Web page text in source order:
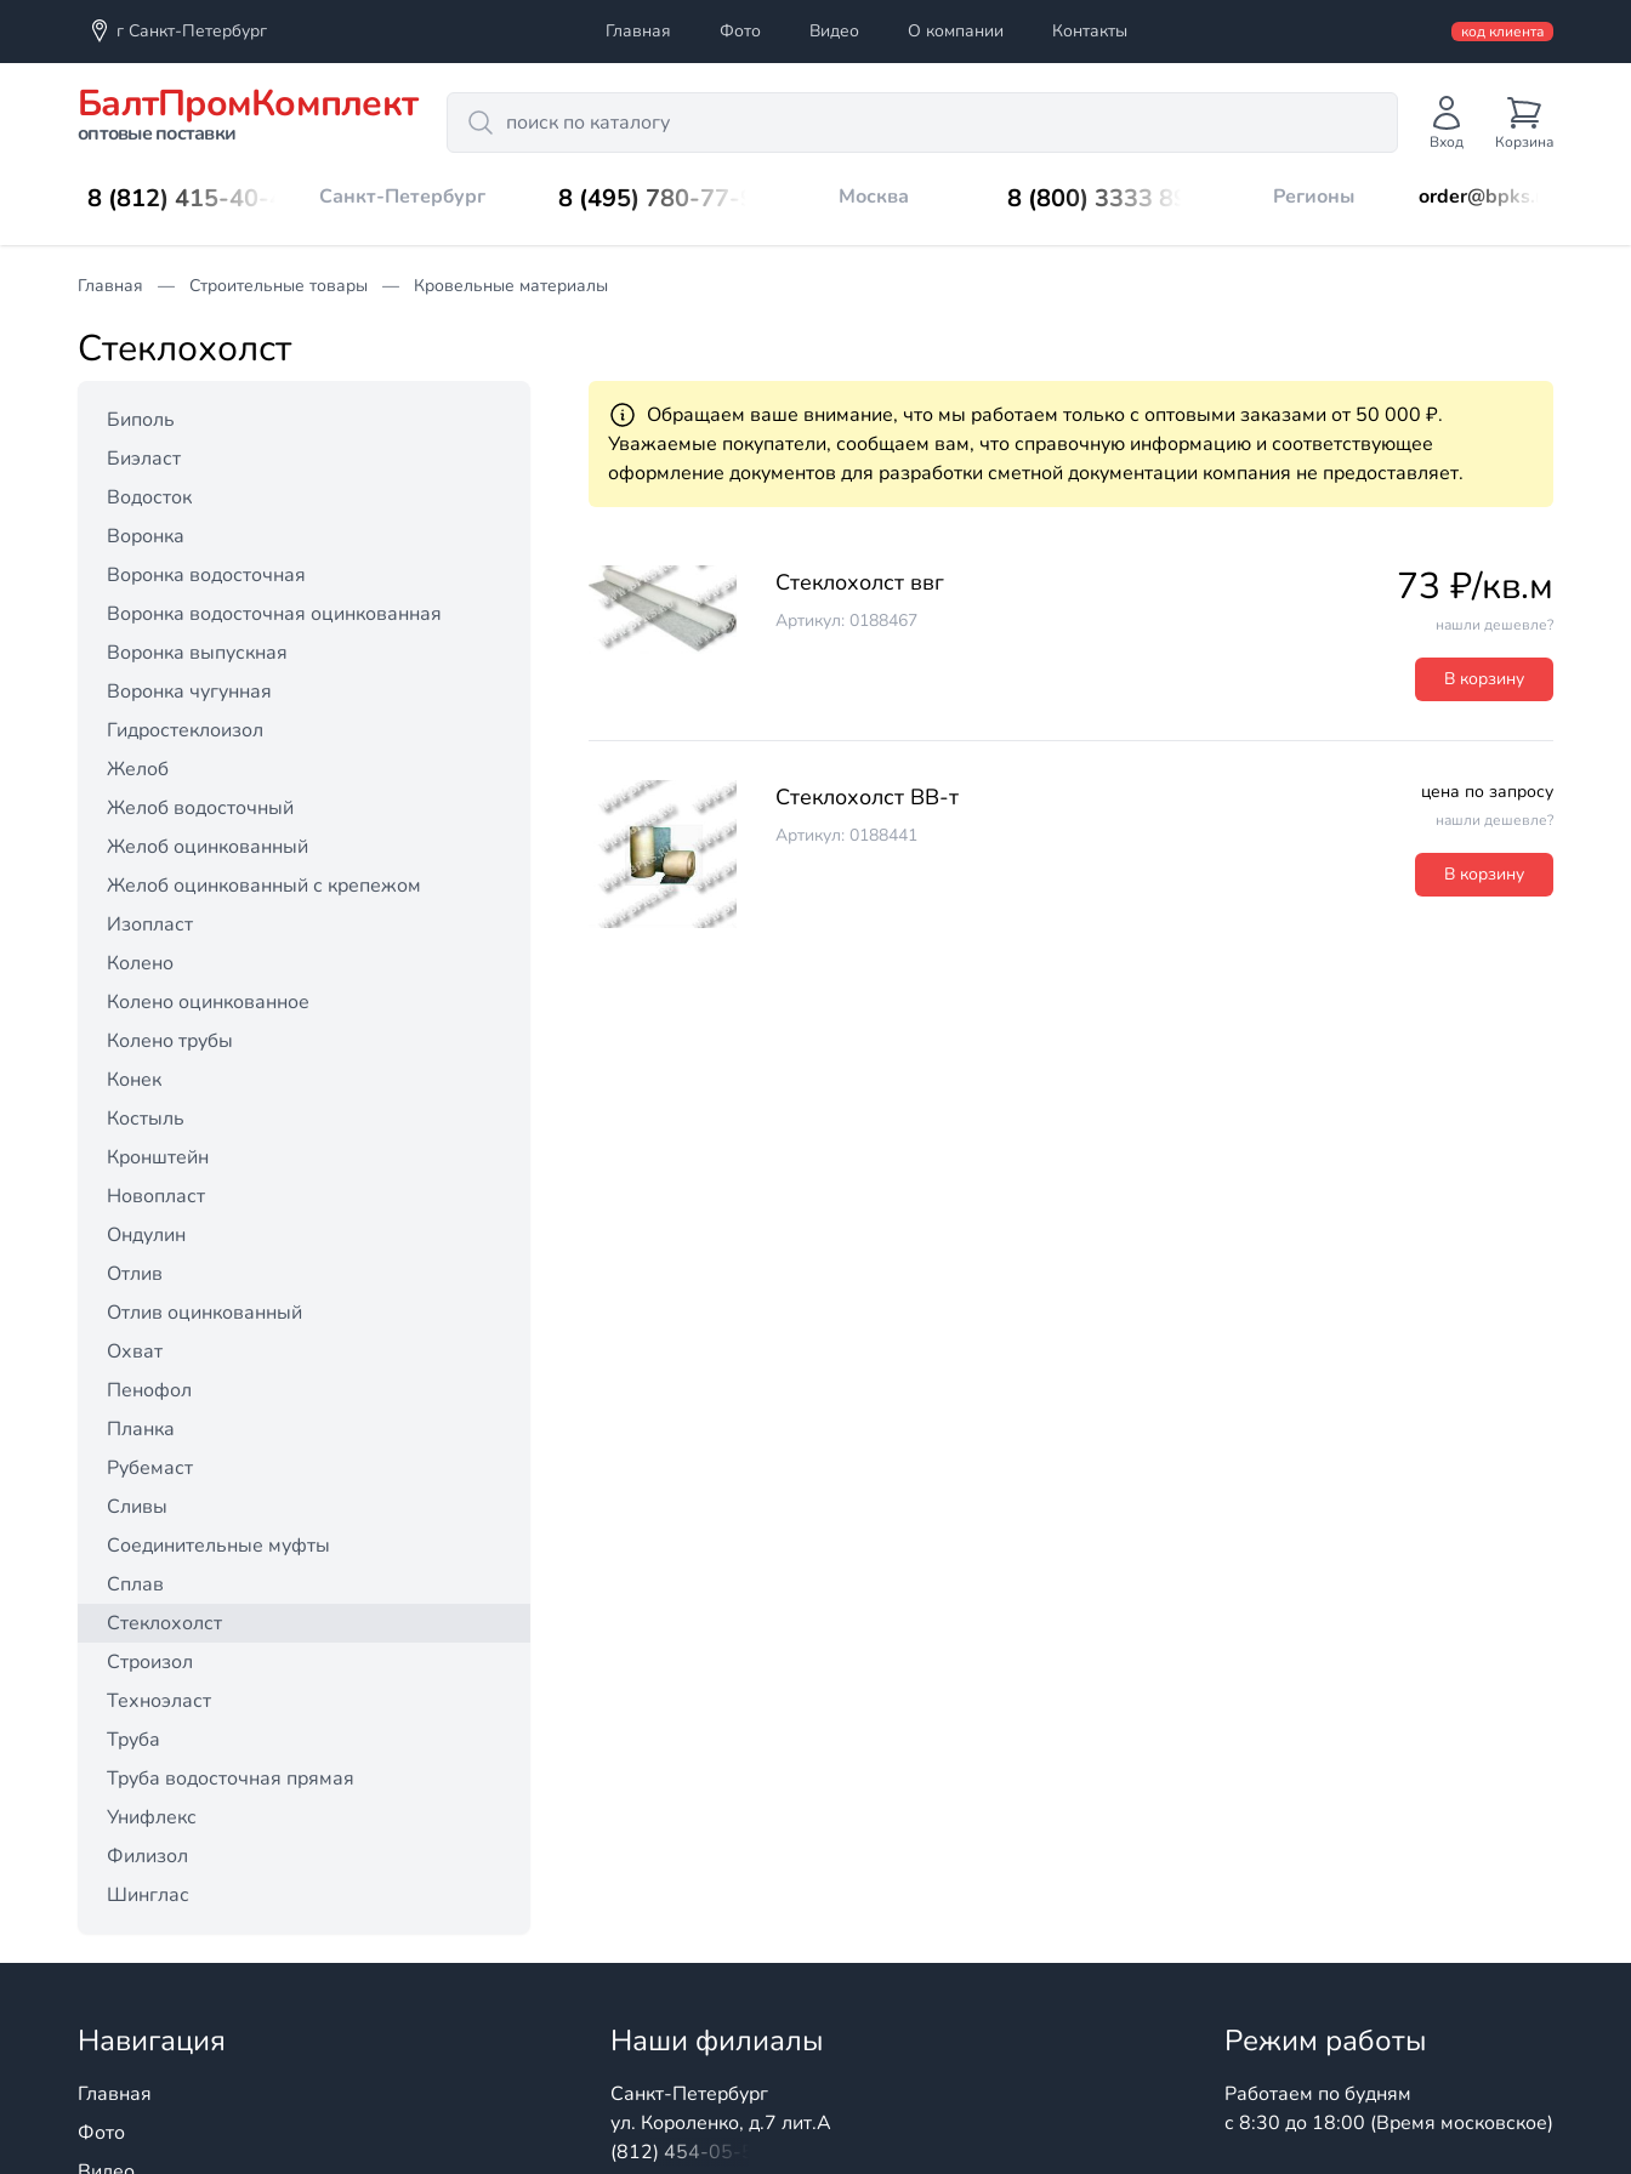
г Санкт-Петербург Главная Фото Видео О компании Контакты код клиента
БалтПромКомплект
оптовые поставки
Search
Вход Корзина
8 (812) 415-40-45 Санкт-Петербург 8 (495) 780-77-98 Москва 8 (800) 3333 899 Регионы order@bpks.ru
Главная Строительные товары Кровельные материалы
Стеклохолст
Биполь
Биэласт
Водосток
Воронка
Воронка водосточная
Воронка водосточная оцинкованная
Воронка выпускная
Воронка чугунная
Гидростеклоизол
Желоб
Желоб водосточный
Желоб оцинкованный
Желоб оцинкованный с крепежом
Изопласт
Колено
Колено оцинкованное
Колено трубы
Конек
Костыль
Кронштейн
Новопласт
Ондулин
Отлив
Отлив оцинкованный
Охват
Пенофол
Планка
Рубемаст
Сливы
Соединительные муфты
Сплав
Стеклохолст
Строизол
Техноэласт
Труба
Труба водосточная прямая
Унифлекс
Филизол
Шинглас
Обращаем ваше внимание, что мы работаем только с оптовыми заказами от 50 000 ₽.
Уважаемые покупатели, сообщаем вам, что справочную информацию и соответствующее
оформление документов для разработки сметной документации компания не предоставляет.
Стеклохолст ввг
Артикул: 0188467
73 ₽/кв.м
нашли дешевле?
В корзину
Стеклохолст ВВ-т
Артикул: 0188441
цена по запросу
нашли дешевле?
В корзину
Навигация
Главная
Фото
Наши филиалы
Санкт-Петербург
ул. Короленко, д.7 лит.А
(812) 454-05-54
Режим работы
Работаем по будням
с 8:30 до 18:00 (Время московское)